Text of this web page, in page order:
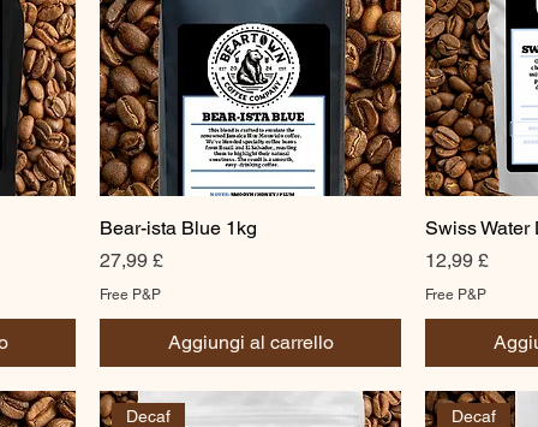
Bear-ista Blue 1kg
Prezzo
27,99 £
Free P&P
Aggiungi al carrello
Swiss Water
Prezzo
12,99 £
Free P&P
Decaf Decaf